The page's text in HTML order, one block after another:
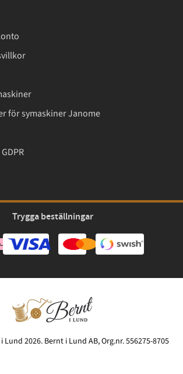
för symaskiner Janome
Trygga beställningar
2026. Bernt i Lund AB, Org.nr. 556275-8705